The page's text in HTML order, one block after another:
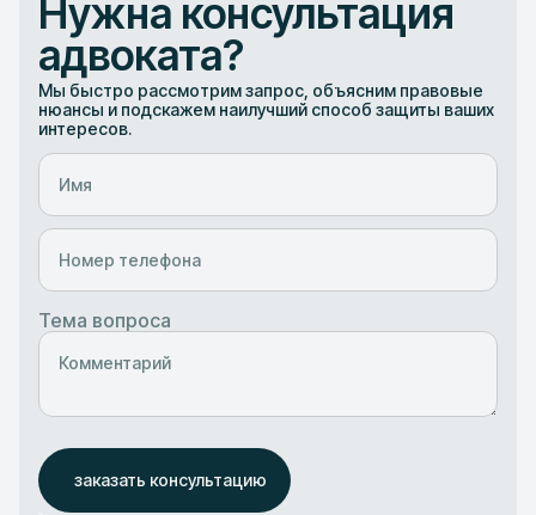
Нужна консультация
адвоката?
Мы быстро рассмотрим запрос, объясним правовые
нюансы и подскажем наилучший способ защиты ваших
интересов.
Тема вопроса